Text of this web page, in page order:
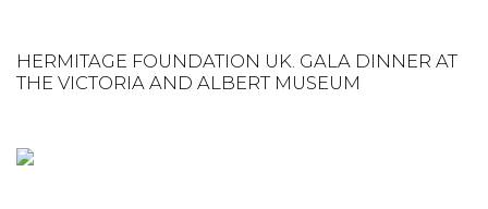
HERMITAGE FOUNDATION UK. GALA DINNER AT
THE VICTORIA AND ALBERT MUSEUM